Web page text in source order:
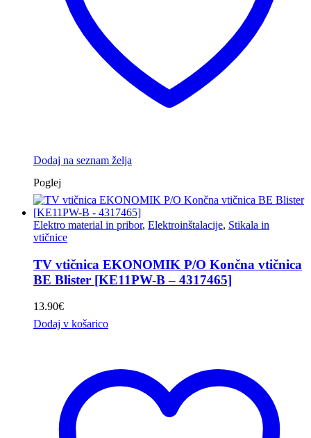
Dodaj na seznam želja
Poglej
Elektro material in pribor, Elektroinštalacije, Stikala in
vtičnice
TV vtičnica EKONOMIK P/O Končna vtičnica
BE Blister [KE11PW-B – 4317465]
13.90€
Dodaj v košarico